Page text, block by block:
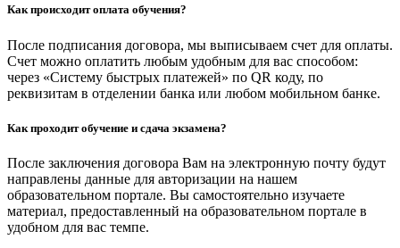
Как происходит оплата обучения?
После подписания договора, мы выписываем счет для оплаты.
Счет можно оплатить любым удобным для вас способом:
через «Систему быстрых платежей» по QR коду, по
реквизитам в отделении банка или любом мобильном банке.
Как проходит обучение и сдача экзамена?
После заключения договора Вам на электронную почту будут
направлены данные для авторизации на нашем
образовательном портале. Вы самостоятельно изучаете
материал, предоставленный на образовательном портале в
удобном для вас темпе.